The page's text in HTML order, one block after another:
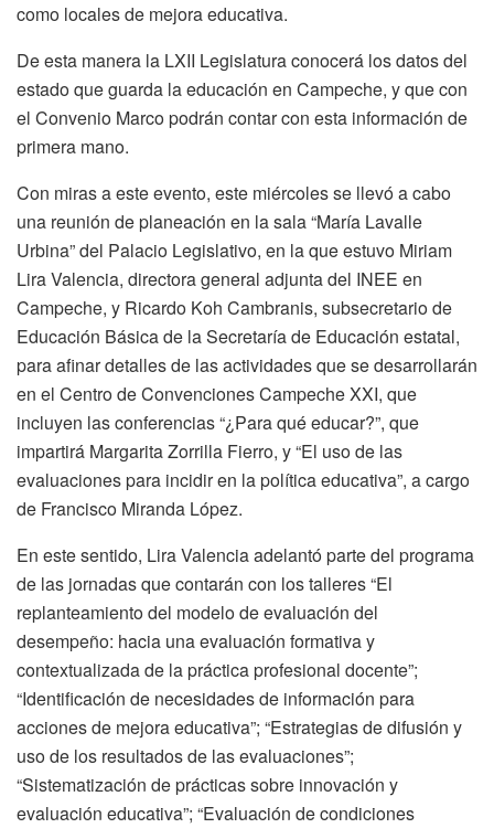
como locales de mejora educativa.
De esta manera la LXII Legislatura conocerá los datos del
estado que guarda la educación en Campeche, y que con
el Convenio Marco podrán contar con esta información de
primera mano.
Con miras a este evento, este miércoles se llevó a cabo
una reunión de planeación en la sala “María Lavalle
Urbina” del Palacio Legislativo, en la que estuvo Miriam
Lira Valencia, directora general adjunta del INEE en
Campeche, y Ricardo Koh Cambranis, subsecretario de
Educación Básica de la Secretaría de Educación estatal,
para afinar detalles de las actividades que se desarrollarán
en el Centro de Convenciones Campeche XXI, que
incluyen las conferencias “¿Para qué educar?”, que
impartirá Margarita Zorrilla Fierro, y “El uso de las
evaluaciones para incidir en la política educativa”, a cargo
de Francisco Miranda López.
En este sentido, Lira Valencia adelantó parte del programa
de las jornadas que contarán con los talleres “El
replanteamiento del modelo de evaluación del
desempeño: hacia una evaluación formativa y
contextualizada de la práctica profesional docente”;
“Identificación de necesidades de información para
acciones de mejora educativa”; “Estrategias de difusión y
uso de los resultados de las evaluaciones”;
“Sistematización de prácticas sobre innovación y
evaluación educativa”; “Evaluación de condiciones